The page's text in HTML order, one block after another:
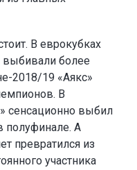
В еврокубках
выбивали более
2018/19 «Аякс»
В
сенсационно выбил
полуфинале. А
превратился из
участника